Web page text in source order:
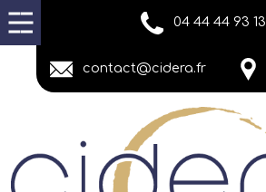
04 44 44 93 13
contact@cidera.fr